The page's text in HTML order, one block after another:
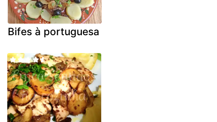
Bifes à portuguesa